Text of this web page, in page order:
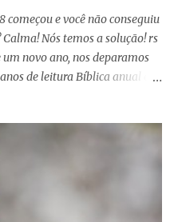
de beleza no livro de
aformoseia o rosto. A
começou e você não conseguiu
Nós temos a solução! rs
novo ano, nos deparamos
de leitura Bíblica anual e
que muitas vezes recebem os
várias coisas, ou então
passaram e você não iniciou
de leitura Bíblica que
que já estamos